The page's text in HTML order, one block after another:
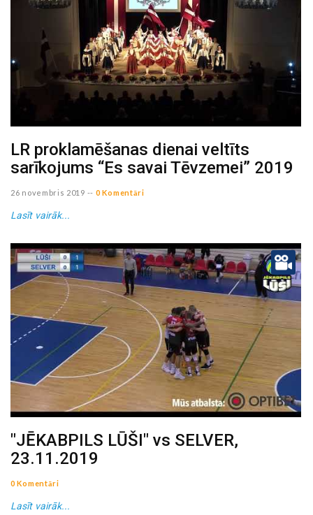
LR proklamēšanas dienai veltīts
sarīkojums “Es savai Tēvzemei” 2019
26 novembris 2019 -- 0 Komentāri
Lasīt vairāk...
"JĒKABPILS LŪŠI" vs SELVER,
23.11.2019
0 Komentāri
Lasīt vairāk...